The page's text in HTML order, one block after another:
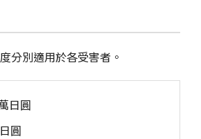
分別適用於各受害者。
日圓
圓